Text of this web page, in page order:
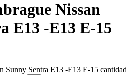
Nissan
E13 -E13 E-15
Sunny Sentra E13 -E13 E-15 cantidad